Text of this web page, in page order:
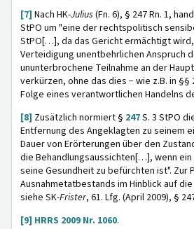
[7] Nach HK-Julius (Fn. 6), § 247 Rn. 1,
StPO um "eine der rechtspolitisch
StPO[…], da das Gericht ermächtigt
Verteidigung unentbehrlichen Anspruch
ununterbrochene Teilnahme an der
verkürzen, ohne das dies − wie z.B. in §§
Folge eines verantwortlichen Handelns
[8] Zusätzlich normiert § 247S. 3 StPO
Entfernung des Angeklagten zu seinem
Dauer von Erörterungen über den
die Behandlungsaussichten[…], wenn
seine Gesundheit zu befürchten ist". Zur
Ausnahmetatbestands im Hinblick auf
siehe SK-Frister, 61. Lfg. (April 2009), §
[9] HRRS 2009 Nr. 1060.